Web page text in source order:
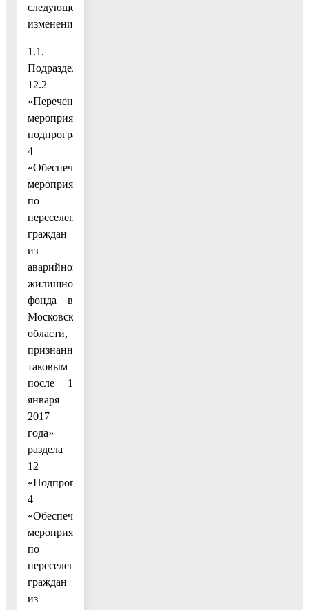
следующее
изменение:
1.1.
Подраздел
12.2
«Перечень
мероприятий
подпрограммы
4
«Обеспечение
мероприятий
по
переселению
граждан
из
аварийного
жилищного
фонда в
Московской
области,
признанного
таковым
после 1
января
2017
года»
раздела
12
«Подпрограмма
4
«Обеспечение
мероприятий
по
переселению
граждан
из